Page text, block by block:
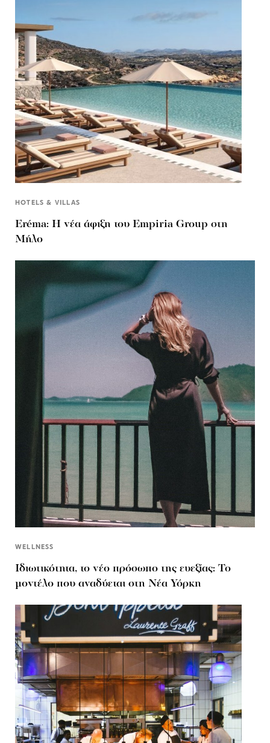
HOTELS & VILLAS
Eréma: Η νέα άφιξη του Empiria Group στη
Μήλο
WELLNESS
Ιδιωτικότητα, το νέο πρόσωπο της ευεξίας: Το
μοντέλο που αναδύεται στη Νέα Υόρκη